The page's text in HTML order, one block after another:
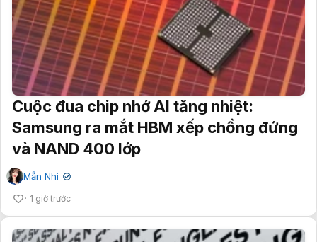
Cuộc đua chip nhớ AI tăng nhiệt:
Samsung ra mắt HBM xếp chồng đứng
và NAND 400 lớp
Mẫn Nhi ✔
1 giờ trước